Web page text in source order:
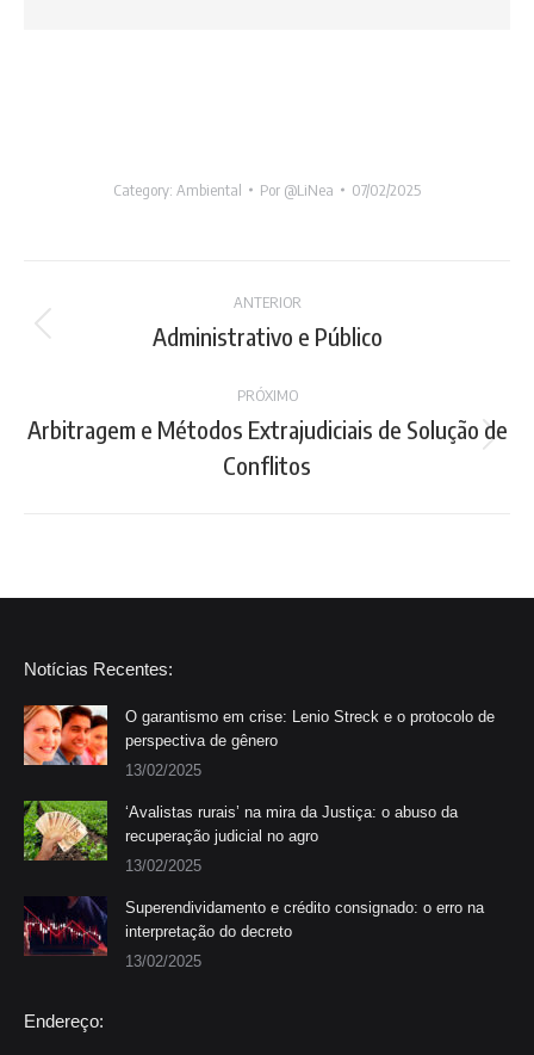
Category: Ambiental Por @LiNea 07/02/2025
navigation
ANTERIOR
Previous
Administrativo e Público
PRÓXIMO
Next
project:
Arbitragem e Métodos Extrajudiciais de Solução de
Conflitos
Notícias Recentes:
O garantismo em crise: Lenio Streck e o protocolo de
perspectiva de gênero
13/02/2025
‘Avalistas rurais’ na mira da Justiça: o abuso da
recuperação judicial no agro
13/02/2025
Superendividamento e crédito consignado: o erro na
interpretação do decreto
13/02/2025
Endereço: